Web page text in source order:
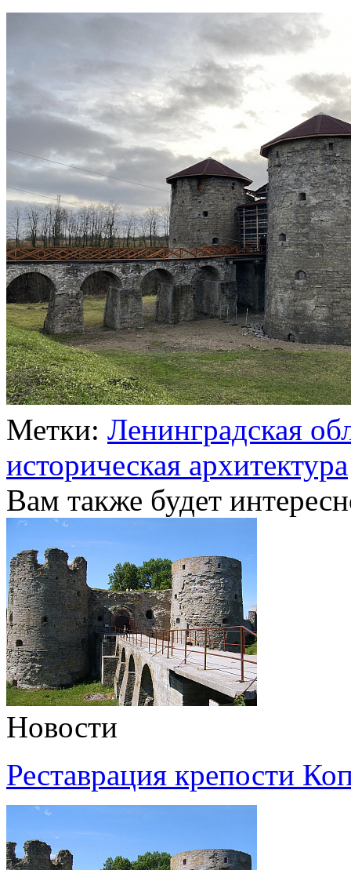
Метки: Ленинградская
историческая архитектура
Вам также будет
Новости
Реставрация крепости